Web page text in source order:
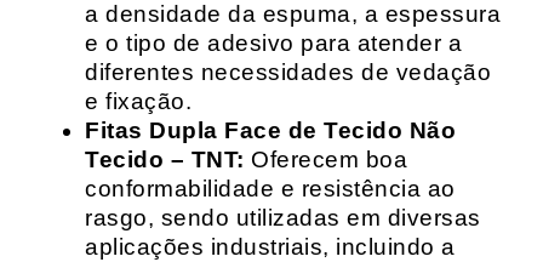
a densidade da espuma, a espessura
e o tipo de adesivo para atender a
diferentes necessidades de vedação
e fixação.
Fitas Dupla Face de Tecido Não
Tecido – TNT: Oferecem boa
conformabilidade e resistência ao
rasgo, sendo utilizadas em diversas
aplicações industriais, incluindo a